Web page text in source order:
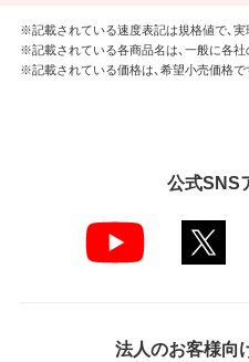
※記載されている速度表記は規格値で、実
※記載されている各商品名は、一般に各社
※記載されている価格は、希望小売価格で
公式SNS
法人のお客様向